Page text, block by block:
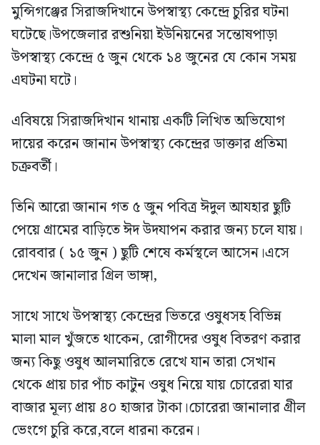
মুন্সিগঞ্জের সিরাজদিখানে উপস্বাস্থ্য কেন্দ্রে চুরির ঘটনা
ঘটেছে।উপজেলার রশুনিয়া ইউনিয়নের সন্তোষপাড়া
উপস্বাস্থ্য কেন্দ্রে ৫ জুন থেকে ১৪ জুনের যে কোন সময়
এঘটনা ঘটে।
এবিষয়ে সিরাজদিখান থানায় একটি লিখিত অভিযোগ
দায়ের করেন জানান উপস্বাস্থ্য কেন্দ্রের ডাক্তার প্রতিমা
চক্রবর্তী।
তিনি আরো জানান গত ৫ জুন পবিত্র ঈদুল আযহার ছুটি
পেয়ে গ্রামের বাড়িতে ঈদ উদযাপন করার জন্য চলে যায়।
রোববার ( ১৫ জুন ) ছুটি শেষে কর্মস্থলে আসেন।এসে
দেখেন জানালার গ্রিল ভাঙ্গা,
সাথে সাথে উপস্বাস্থ্য কেন্দ্রের ভিতরে ওষুধসহ বিভিন্ন
মালা মাল খুঁজতে থাকেন, রোগীদের ওষুধ বিতরণ করার
জন্য কিছু ওষুধ আলমারিতে রেখে যান তারা সেখান
থেকে প্রায় চার পাঁচ কাটুন ওষুধ নিয়ে যায় চোরেরা যার
বাজার মূল্য প্রায় ৪০ হাজার টাকা।চোরেরা জানালার গ্রীল
ভেংগে চুরি করে,বলে ধারনা করেন।